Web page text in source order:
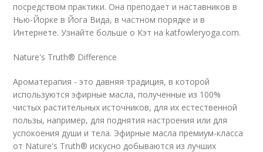
посредством практики. Она преподает и наставников в
Нью-Йорке в Йога Вида, в частном порядке и в
Интернете. Узнайте больше о Кэт на katfowleryoga.com.
Nature's Truth® Difference
Ароматерапия - это давняя традиция, в которой
используются эфирные масла, полученные из 100%
чистых растительных источников, для их естественной
пользы, например, для поднятия настроения или для
успокоения души и тела. Эфирные масла премиум-класса
от Nature's Truth® искусно добываются из лучших